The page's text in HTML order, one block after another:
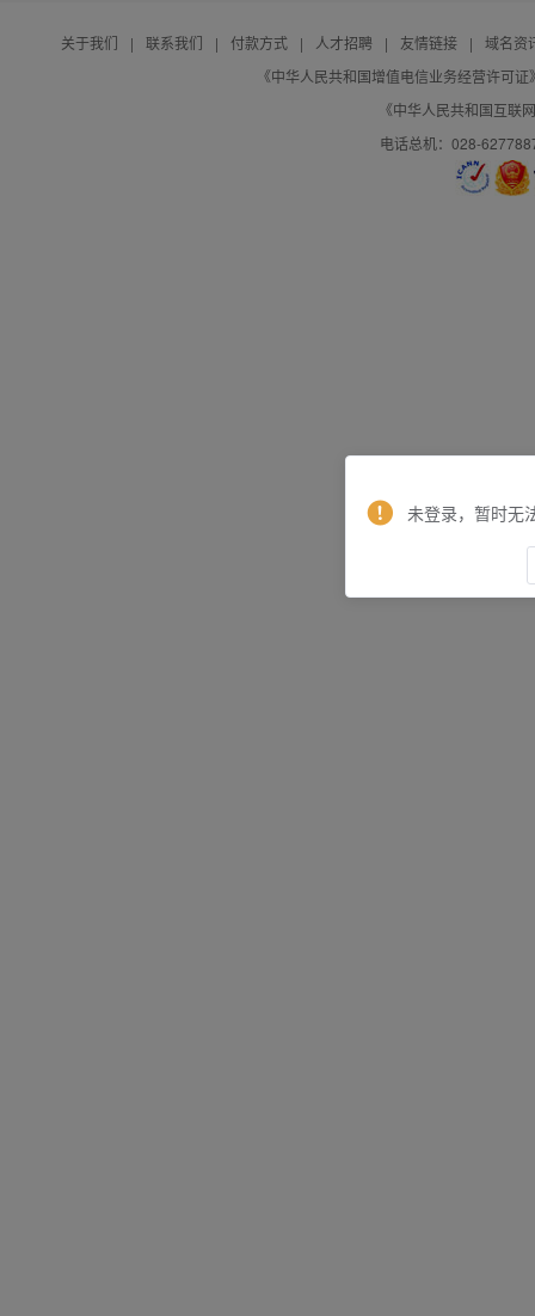
关于我们 | 联系我们 | 付款方式 | 人才招聘 | 友情链接 |
域名资
《中华人民共和国增值电信业务经营许可
《中华人民共和国互联
电话总机：028-
未登录，暂时无